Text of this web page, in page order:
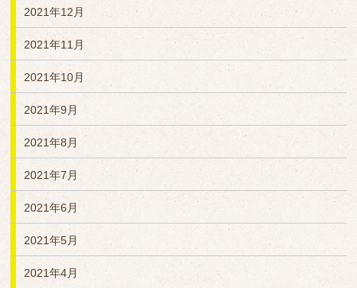
2021年12月
2021年11月
2021年10月
2021年9月
2021年8月
2021年7月
2021年6月
2021年5月
2021年4月